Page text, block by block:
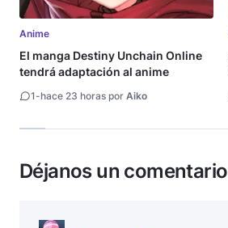
Anime
El manga Destiny Unchain Online
tendrá adaptación al anime
1-hace 23 horas por Aiko
Déjanos un comentario